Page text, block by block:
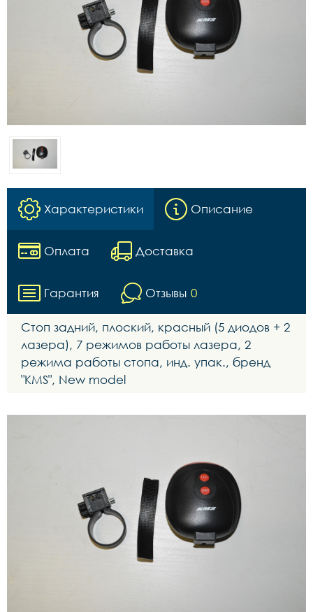
Характеристики Описание
Оплата Доставка
Гарантия Отзывы 0
Стоп задний, плоский, красный (5 диодов + 2
лазера), 7 режимов работы лазера, 2
режима работы стопа, инд. упак., бренд
"KMS", New model